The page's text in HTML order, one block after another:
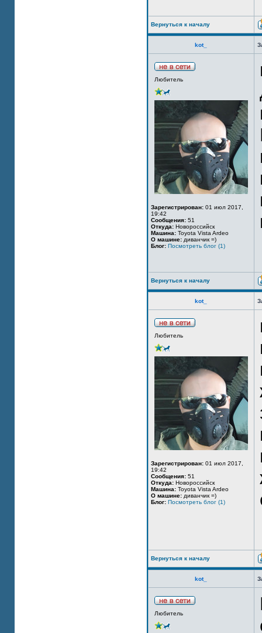
Вернуться к началу
kot_
Любитель
Зарегистрирован: 01 июл 2017,
19:42
Сообщения: 51
Откуда: Новороссийск
Машина: Toyota Vista Ardeo
О машине: диванчик =)
Блог: Посмотреть блог (1)
Вернуться к началу
kot_
Любитель
Зарегистрирован: 01 июл 2017,
19:42
Сообщения: 51
Откуда: Новороссийск
Машина: Toyota Vista Ardeo
О машине: диванчик =)
Блог: Посмотреть блог (1)
Вернуться к началу
kot_
Любитель